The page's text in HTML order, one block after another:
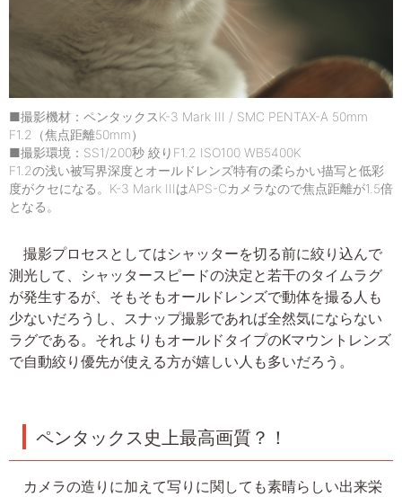
■撮影機材：ペンタックスK-3 Mark III / SMC PENTAX-A 50mm
F1.2（焦点距離50mm）
■撮影環境：SS1/200秒 絞りF1.2 ISO100 WB5400K
F1.2の浅い被写界深度とオールドレンズ特有の柔らかい描写と低彩
度がクセになる。K-3 Mark IIIはAPS-Cカメラなので焦点距離が1.5倍
となる。
撮影プロセスとしてはシャッターを切る前に絞り込んで
測光して、シャッタースピードの決定と若干のタイムラグ
が発生するが、そもそもオールドレンズで動体を撮る人も
少ないだろうし、スナップ撮影であれば全然気にならない
ラグである。それよりもオールドタイプのKマウントレンズ
で自動絞り優先が使える方が嬉しい人も多いだろう。
ペンタックス史上最高画質？！
カメラの造りに加えて写りに関しても素晴らしい出来栄